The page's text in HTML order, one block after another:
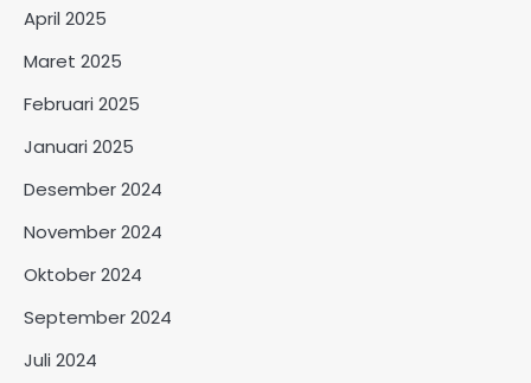
April 2025
Maret 2025
Februari 2025
Januari 2025
Desember 2024
November 2024
Oktober 2024
September 2024
Juli 2024